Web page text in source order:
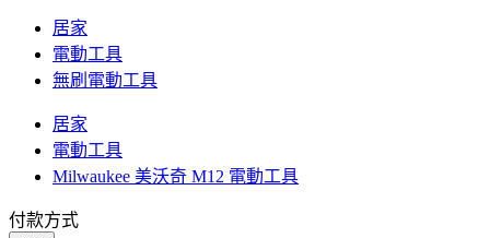
居家
電動工具
無刷電動工具
居家
電動工具
Milwaukee 美沃奇 M12 電動工具
付款方式